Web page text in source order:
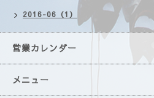
2016-06（1）
営業カレンダー
メニュー